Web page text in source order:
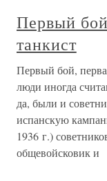
Первый
танкист
Первый бой,
люди иногда
да, были и
испанскую
1936 г.)
общевойсковик и